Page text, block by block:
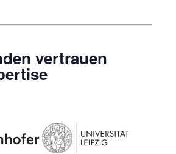
vertrauen